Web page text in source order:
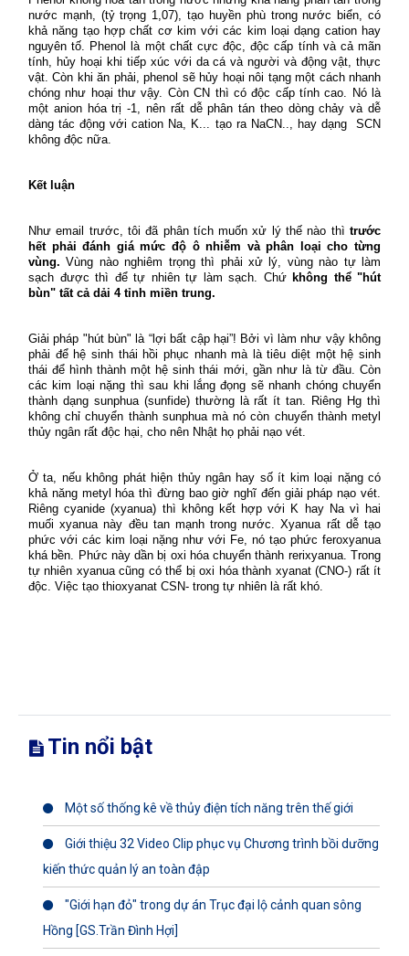
nước mạnh, (tỷ trọng 1,07), tạo huyền phù trong nước biển, có
khả năng tạo hợp chất cơ kim với các kim loại dạng cation hay
nguyên tố. Phenol là một chất cực độc, độc cấp tính và cả mãn
tính, hủy hoại khi tiếp xúc với da cá và người và động vật, thực
vật. Còn khi ăn phải, phenol sẽ hủy hoại nôi tạng một cách nhanh
chóng như hoại thư vậy. Còn CN thì có độc cấp tính cao. Nó là
một anion hóa trị -1, nên rất dễ phân tán theo dòng chảy và dễ
dàng tác động với cation Na, K... tạo ra NaCN.., hay dạng
SCN
không độc nữa.
Kết luận
Như email trước, tôi đã phân tích muốn xử lý thế nào thì trước
hết phải đánh giá mức độ ô nhiễm và phân loại cho từng
vùng. Vùng nào nghiêm trọng thì phải xử lý, vùng nào tự làm
sạch được thì để tự nhiên tự làm sạch. Chứ không thể "hút
bùn" tất cả dải 4 tỉnh miền trung.
Giải pháp "hút bùn" là “lợi bất cập hại”! Bởi vì làm như vậy không
phải để hệ sinh thái hồi phục nhanh mà là tiêu diệt một hệ sinh
thái để hình thành một hệ sinh thái mới, gần như là từ đầu. Còn
các kim loại nặng thì sau khi lắng đọng sẽ nhanh chóng chuyển
thành dạng sunphua (sunfide) thường là rất ít tan. Riêng Hg thì
không chỉ chuyển thành sunphua mà nó còn chuyển thành metyl
thủy ngân rất độc hại, cho nên Nhật họ phải nạo vét.
Ở ta, nếu không phát hiện thủy ngân hay số ít kim loại nặng có
khả năng metyl hóa thì đừng bao giờ nghĩ đến giải pháp nạo vét.
Riêng cyanide (xyanua) thì không kết hợp với K hay Na vì hai
muối xyanua này đều tan mạnh trong nước. Xyanua rất dễ tạo
phức với các kim loại nặng như với Fe, nó tạo phức feroxyanua
khá bền. Phức này dần bị oxi hóa chuyển thành rerixyanua. Trong
tự nhiên xyanua cũng có thể bị oxi hóa thành xyanat (CNO-) rất ít
độc. Việc tạo thioxyanat CSN- trong tự nhiên là rất khó.
Tin nổi bật
Một số thống kê về thủy điện tích năng trên thế giới
Giới thiệu 32 Video Clip phục vụ Chương trình bồi dưỡng
kiến thức quản lý an toàn đập
"Giới hạn đỏ" trong dự án Trục đại lộ cảnh quan sông
Hồng [GS.Trần Đình Hợi]